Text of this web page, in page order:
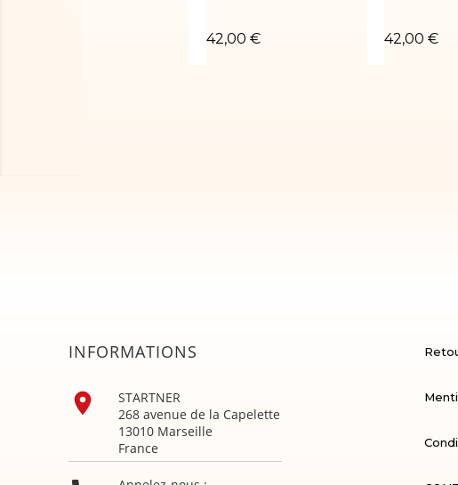
42,00 € 42,00 €
INFORMATIONS

STARTNER
268 avenue de la Capelette
13010 Marseille
France